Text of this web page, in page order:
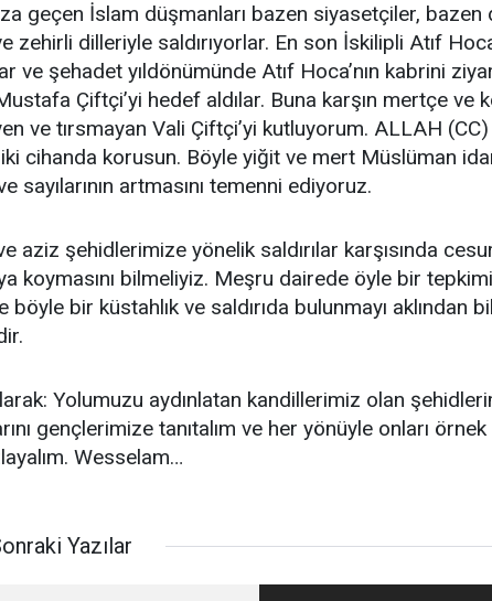
geçen İslam düşmanları bazen siyasetçiler, bazen
zehirli dilleriyle saldırıyorlar. En son İskilipli Atıf
ve şehadet yıldönümünde Atıf Hoca’nın kabrini
Çiftçi’yi hedef aldılar. Buna karşın mertçe ve
ve tırsmayan Vali Çiftçi’yi kutluyorum. ALLAH
cihanda korusun. Böyle yiğit ve mert Müslüman
sayılarının artmasını temenni ediyoruz.
aziz şehidlerimize yönelik saldırılar karşısında
koymasını bilmeliyiz. Meşru dairede öyle bir
böyle bir küstahlık ve saldırıda bulunmayı aklından
Yolumuzu aydınlatan kandillerimiz olan
gençlerimize tanıtalım ve her yönüyle onları örnek
Wesselam…
Yazılar